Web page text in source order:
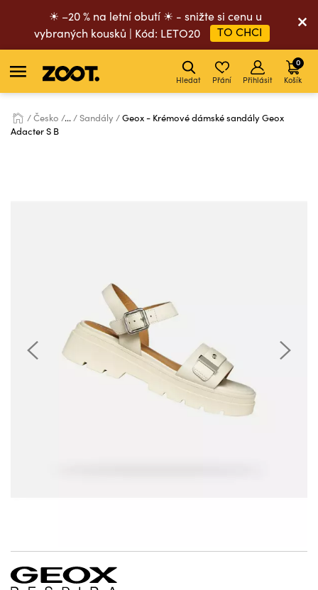
☀ –20 % na letní obutí ☀ - snižte si cenu u
vybraných kousků | Kód: LETO20
TO CHCI
Hledat Přání Přihlásit Košík
0
Česko ... Sandály
Geox - Krémové dámské sandály Geox
Adacter S B